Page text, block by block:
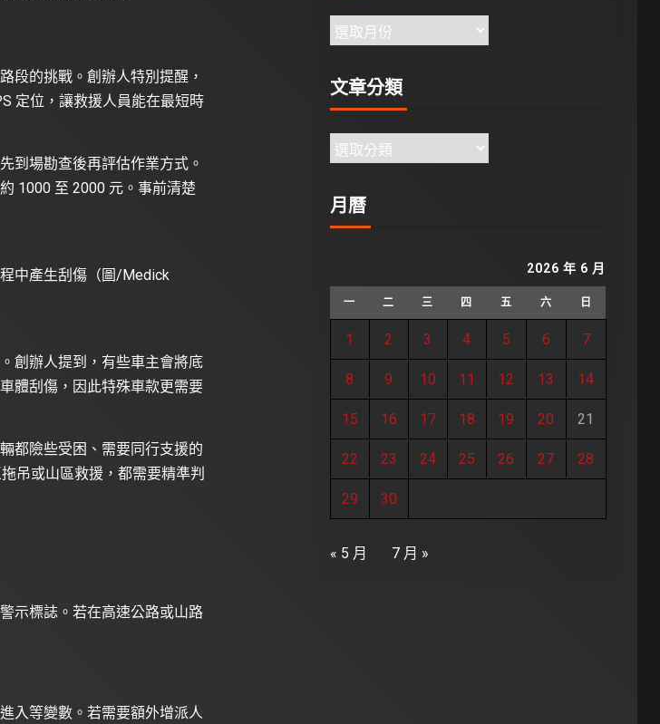
段的挑戰。創辦人特別提醒，
定位，讓救援人員能在最短時
到場勘查後再評估作業方式。
1000 至 2000 元。事前清楚
中產生刮傷（圖/Medick
創辦人提到，有些車主會將底
體刮傷，因此特殊車款更需要
都險些受困、需要同行支援的
吊或山區救援，都需要精準判
示標誌。若在高速公路或山路
入等變數。若需要額外增派人
文章分類
月曆
2026 年 6 月
一 二 三 四 五 六 日
1 2 3 4 5 6 7
8 9 10 11 12 13 14
15 16 17 18 19 20 21
22 23 24 25 26 27 28
29 30
« 5 月 7 月 »